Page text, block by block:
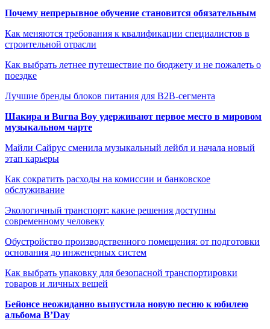
Почему непрерывное обучение становится обязательным
Как меняются требования к квалификации специалистов в
строительной отрасли
Как выбрать летнее путешествие по бюджету и не пожалеть о
поездке
Лучшие бренды блоков питания для B2B-сегмента
Шакира и Burna Boy удерживают первое место в мировом
музыкальном чарте
Майли Сайрус сменила музыкальный лейбл и начала новый
этап карьеры
Как сократить расходы на комиссии и банковское
обслуживание
Экологичный транспорт: какие решения доступны
современному человеку
Обустройство производственного помещения: от подготовки
основания до инженерных систем
Как выбрать упаковку для безопасной транспортировки
товаров и личных вещей
Бейонсе неожиданно выпустила новую песню к юбилею
альбома B’Day